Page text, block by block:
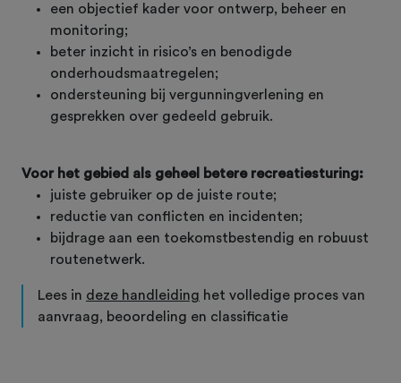
een objectief kader voor ontwerp, beheer en
monitoring;
beter inzicht in risico’s en benodigde
onderhoudsmaatregelen;
ondersteuning bij vergunningverlening en
gesprekken over gedeeld gebruik.
Voor het gebied als geheel betere recreatiesturing:
juiste gebruiker op de juiste route;
reductie van conflicten en incidenten;
bijdrage aan een toekomstbestendig en robuust
routenetwerk.
Lees in deze handleiding het volledige proces van
aanvraag, beoordeling en classificatie